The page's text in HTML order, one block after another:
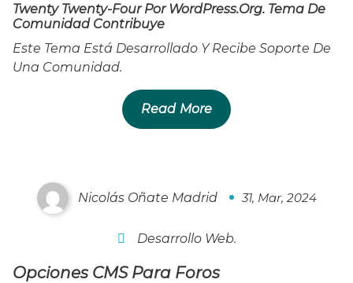
Twenty Twenty-Four PorWordPress.org. Tema De
Comunidad Contribuye
Este Tema Está Desarrollado Y Recibe Soporte De
Una Comunidad.
Read More
Opciones CMS Para Foros
0
Nicolás Oñate Madrid 31, Mar, 2024
Desarrollo Web.
Opciones CMS Para Foros